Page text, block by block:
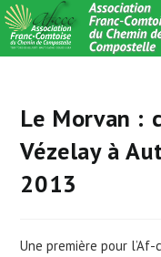
Skip
to
content
Le Morvan :
Vézelay à
2013
Une première pour l’Af-